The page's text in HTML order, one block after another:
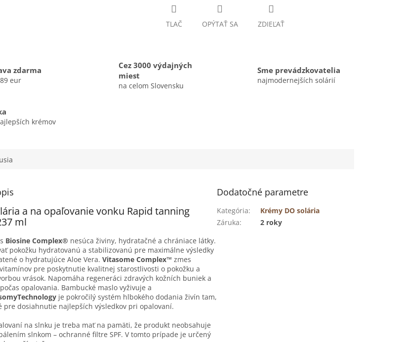
TLAČ OPÝTAŤ SA ZDIEĽAŤ
zdarma
eur
Cez 3000 výdajných
miest
na celom Slovensku
Sme prevádzkovatelia
najmodernejších solárií
krémov
a na opaľovanie vonku Rapid tanning
ml
Biosine Complex® nesúca živiny, hydratačné a chrániace látky.
pokožku hydratovanú a stabilizovanú pre maximálne výsledky
o hydratujúce Aloe Vera. Vitasome Complex™ zmes
pre poskytnutie kvalitnej starostlivosti o pokožku a
vrások. Napomáha regeneráci zdravých kožních buniek a
opalovania. Bambucké maslo vyživuje a
Technology je pokročilý systém hlbokého dodania živín tam,
pre dosiahnutie najlepších výsledkov pri opalovaní.
na slnku je treba mať na pamäti, že produkt neobsahuje
slnkom – ochranné filtre SPF. V tomto prípade je určený
Dodatočné parametre
Kategória:
Krémy DO solária
Záruka: 2 roky